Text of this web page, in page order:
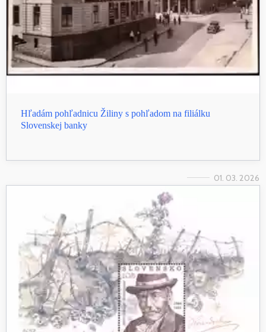
Hľadám pohľadnicu Žiliny s pohľadom na filiálku
Slovenskej banky
01. 03. 2026